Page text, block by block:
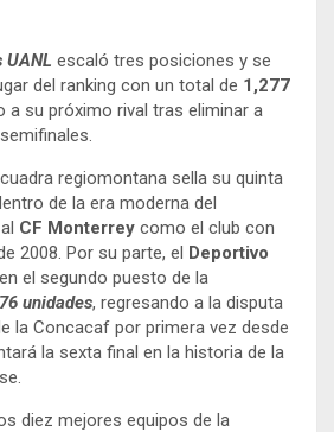
UANL escaló tres posiciones y se
del ranking con un total de 1,277
a su próximo rival tras eliminar a
regiomontana sella su quinta
de la era moderna del
CF Monterrey como el club con
2008. Por su parte, el Deportivo
el segundo puesto de la
unidades, regresando a la disputa
la Concacaf por primera vez desde
la sexta final en la historia de la
diez mejores equipos de la